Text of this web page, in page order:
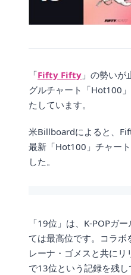
「Fifty Fifty 」の勢い
グルチャート「Hot100
たしています。
米Billboardによると、
最新「Hot100」チャー
した。
「19位」は、K-POPガ
ては最高位です。コラ
レーナ・ゴメスと共にリ
で13位という記録を残し